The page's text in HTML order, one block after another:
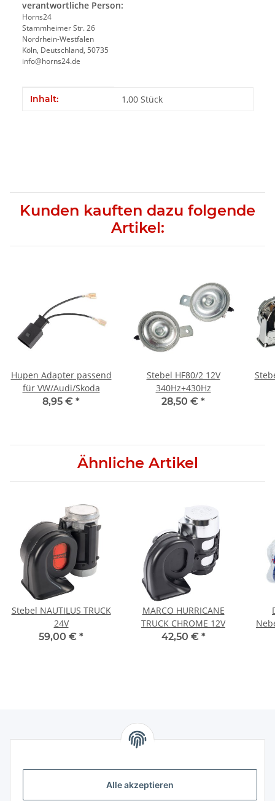
Alle akzeptieren
verantwortliche Person:
Horns24
Stammheimer Str. 26
Nordrhein-Westfalen
Köln, Deutschland, 50735
info@horns24.de
Produkteigenschaft
Wert
Inhalt: 1,00 Stück
Kunden kauften dazu folgende
Artikel:
Hupen Adapter passend
für VW/Audi/Skoda
8,95 € *
Stebel HF80/2 12V
340Hz+430Hz
28,50 € *
Ähnliche Artikel
Stebel NAUTILUS TRUCK
24V
59,00 € *
MARCO HURRICANE
TRUCK CHROME 12V
42,50 € *
Gesetzliche Informationen